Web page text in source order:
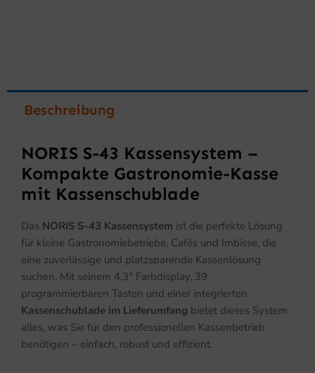
Beschreibung
NORIS S-43 Kassensystem –
Kompakte Gastronomie-Kasse
mit Kassenschublade
Das NORIS S-43 Kassensystem ist die perfekte Lösung
für kleine Gastronomiebetriebe, Cafés und Imbisse, die
eine zuverlässige und platzsparende Kassenlösung
suchen. Mit seinem 4,3″ Farbdisplay, 39
programmierbaren Tasten und einer integrierten
Kassenschublade im Lieferumfang bietet dieses System
alles, was Sie für den professionellen Kassenbetrieb
benötigen – einfach, robust und effizient.